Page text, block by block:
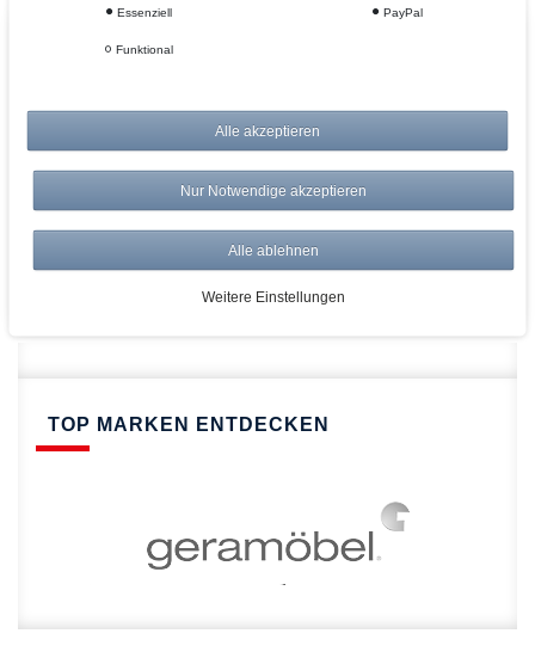
Vom Profi für Profis - Ihre Vorteile
Versandkostenfrei ab 150€
Risikolos: 14 Tage Rückgabe
Über 20.000 Artikel
Schnelle Lieferung
TOP MARKEN ENTDECKEN
Essenziell PayPal
Funktional
Alle akzeptieren
Nur Notwendige akzeptieren
Alle ablehnen
Weitere Einstellungen